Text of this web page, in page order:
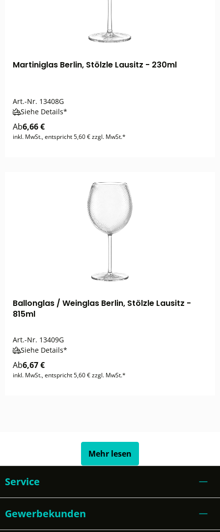
Martiniglas Berlin, Stölzle Lausitz - 230ml
Art.-Nr. 13408G
Siehe Details*
Ab6,66 €
inkl. MwSt., entspricht 5,60 € zzgl. MwSt.*
Ballonglas / Weinglas Berlin, Stölzle Lausitz -
815ml
Art.-Nr. 13409G
Siehe Details*
Ab6,67 €
inkl. MwSt., entspricht 5,60 € zzgl. MwSt.*
Mehr lesen
Service
Gewerbekunden